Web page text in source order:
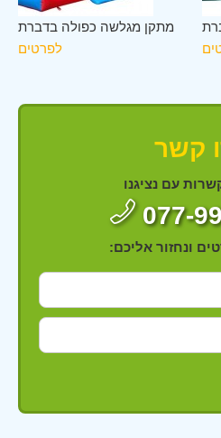
מתקן מגלשה כפולה בדברת
לפרטים
קשר
עם נציגנו
077-
ונחזור אליכם: